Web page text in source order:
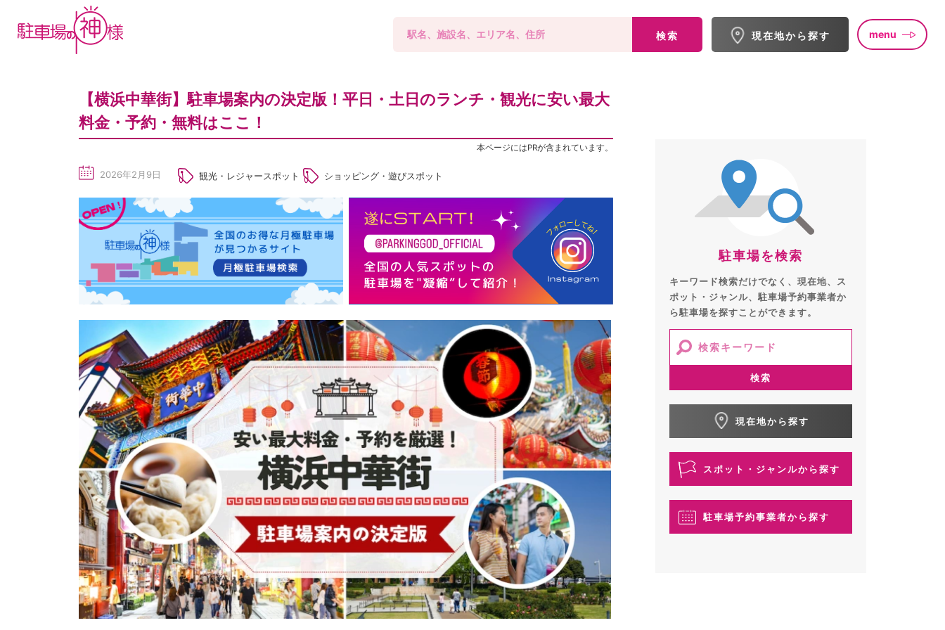
検索 現在地から探す menu
【横浜中華街】駐車場案内の決定版！平日・土日のランチ・観光に安い最大
料金・予約・無料はここ！
本ページにはPRが含まれています。
he
du
2026年2月9日 観光・レジャースポット ショッピング・遊びスポット
駐車場を検索
キーワード検索だけでなく、現在地、ス
ポット・ジャンル、駐車場予約事業者か
ら駐車場を探すことができます。
検索
現在地から探す
スポット・ジャンルから探す
駐車場予約事業者から探す